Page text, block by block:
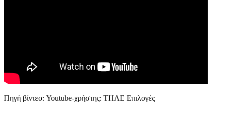
Πηγή βίντεο: Youtube-χρήστης: ΤΗΛΕ Επιλογές